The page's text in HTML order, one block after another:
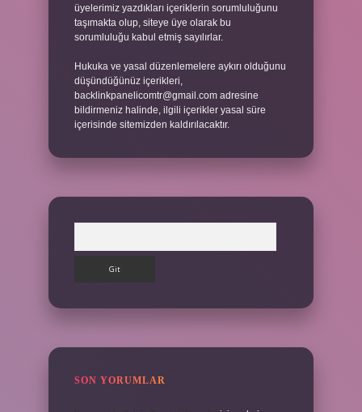
üyelerimiz yazdıkları içeriklerin sorumluluğunu
taşımakta olup, siteye üye olarak bu
sorumluluğu kabul etmiş sayılırlar.
Hukuka ve yasal düzenlemelere aykırı olduğunu
düşündüğünüz içerikleri,
backlinkpanelicomtr@gmail.com adresine
bildirmeniz halinde, ilgili içerikler yasal süre
içerisinde sitemizden kaldırılacaktır.
SON YORUMLAR